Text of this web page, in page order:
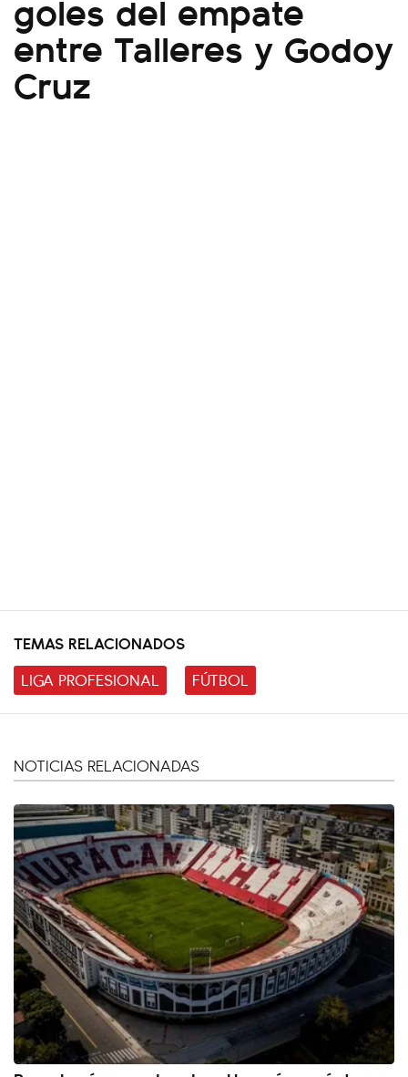
goles del empate
entre Talleres y Godoy
Cruz
TEMAS RELACIONADOS
LIGA PROFESIONAL
FÚTBOL
NOTICIAS RELACIONADAS